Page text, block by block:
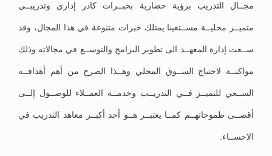
مجــال التدريب برؤية حضارية بخبــرات كادر إداري وتدريبــي
متميــز محليــة مســتعينا يمتلك خبرات متنوعة في هذا المجال، وقد
ســعت إدارة المعهــد الى تطوير البرامج والتوســع في مجالاته وذلك
مواكبــة لاحتياج الســوق المحلي وهــذا الصرح من أهم أهدافــه
الســعي للتميــز فــي التدريــب وخدمــة العمــلاء للوصــول إلــى
أقصــى طموحاتهــم كمــا يعتبــر هــو أحد أكبــر معاهد التدريب في
الاحســاء.